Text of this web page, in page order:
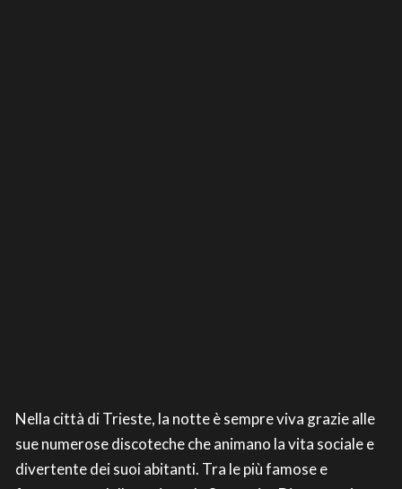
Nella città di Trieste, la notte è sempre viva grazie alle
sue numerose discoteche che animano la vita sociale e
divertente dei suoi abitanti. Tra le più famose e